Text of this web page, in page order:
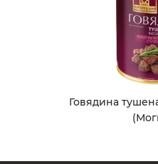
Говядина